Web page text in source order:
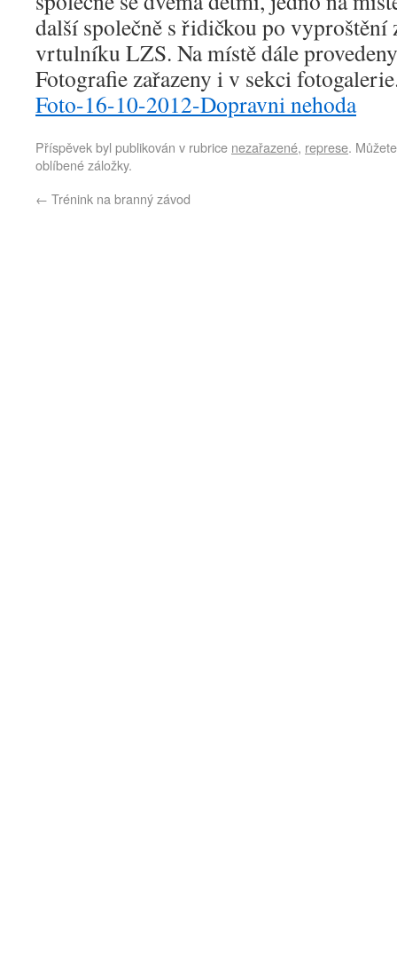
další společně s řidičkou po vyproštění
vrtulníku LZS. Na místě dále
Fotografie zařazeny i v sekci
Foto-16-10-2012-Dopravni nehoda
Příspěvek byl publikován v rubrice nezařazené, represe.
oblíbené záložky.
← Trénink na branný závod